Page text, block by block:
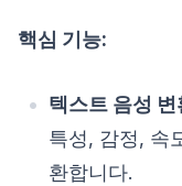
핵심 기능:
텍스트 음성
특성, 감정, 속
환합니다.